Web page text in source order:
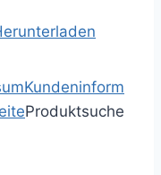
Kundeninform
Produktsuche